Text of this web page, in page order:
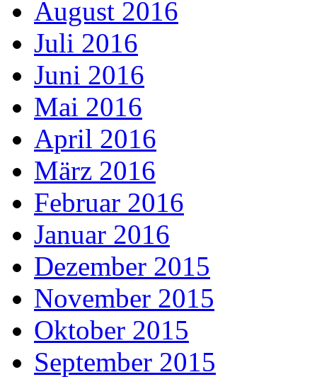
August 2016
Juli 2016
Juni 2016
Mai 2016
April 2016
März 2016
Februar 2016
Januar 2016
Dezember 2015
November 2015
Oktober 2015
September 2015